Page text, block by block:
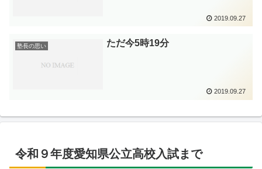
2019.09.27
塾長の思い ただ今5時19分
2019.09.27
令和９年度愛知県公立高校入試まで